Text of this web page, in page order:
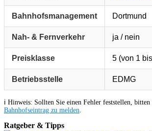
Bahnhofsmanagement Dortmund
Nah- & Fernverkehr ja / nein
Preisklasse 5 (von 1
Betriebsstelle EDMG
ℹ️ Hinweis: Sollten Sie einen Fehler feststellen,
Bahnhofseintrag zu melden
Ratgeber & Tipps